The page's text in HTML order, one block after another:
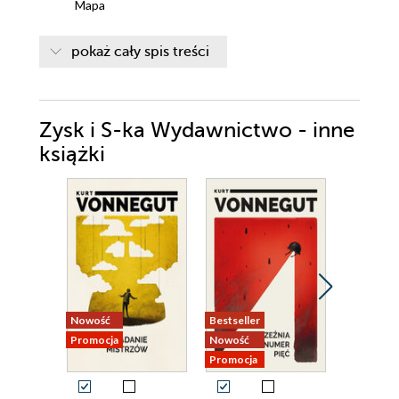
Mapa
3
4
5
6
8
10
12
pokaż cały spis treści
Zysk i S-ka Wydawnictwo - inne
książki
Nowość
Promocja
Bestseller
Nowość
Promocja